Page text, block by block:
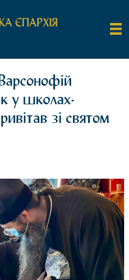
ЄПАРХІЯ
у школах-
зі святом